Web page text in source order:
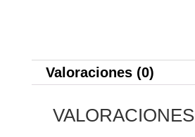
Valoraciones (0)
VALORACIONES